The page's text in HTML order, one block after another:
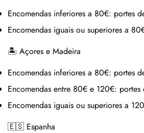
Encomendas inferiores a 80€: portes
Encomendas iguais ou superiores a
🏝 Açores e Madeira
Encomendas inferiores a 80€: portes
Encomendas entre 80€ e 120€:
Encomendas iguais ou superiores a
🇪🇸 Espanha